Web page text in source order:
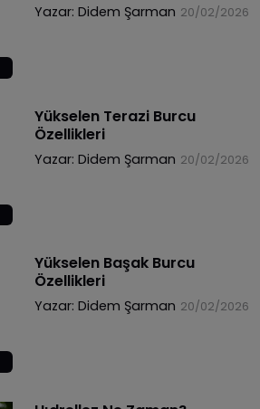
Yazar: Didem Şarman 20/02/2026
Yükselen Terazi Burcu
Özellikleri
Yazar: Didem Şarman 20/02/2026
Yükselen Başak Burcu
Özellikleri
Yazar: Didem Şarman 20/02/2026